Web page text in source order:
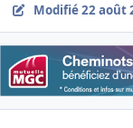
Modifié22 août